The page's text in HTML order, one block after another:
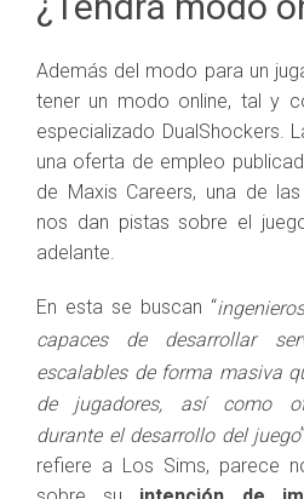
Además del modo para un
tener un modo online, tal y
especializado DualShockers.
una oferta de empleo
de Maxis Careers, una de
nos dan pistas sobre el
adelante.
En esta se buscan “
capaces de desarrollar
escalables de forma masiva
de jugadores, así como
durante el desarrollo del juego
refiere a Los Sims, parece